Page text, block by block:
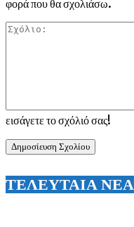
εισάγετε το σχόλιό σας!
φορά που θα σχολιάσω.
ΤΕΛΕΥΤΑΙΑ ΝΕΑ